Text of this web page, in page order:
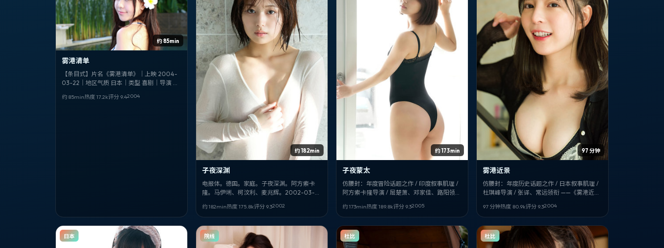
约 85min
雾港清单
【条目式】片名《雾港清单》｜上映 2004-
03-22｜地区气质 日本｜类型 喜剧｜导演 忻
司 陈思诚、杨雅喆、魏德圣、罗启锐、生田
约 85min热度 17.2k评分 9.42004
约 182min
子夜深渊
电报体。德国。家庭。子夜深渊。阿方索·卡
隆。马伊琍、柯汶利、麦兆辉。2002-03-
约 182min热度 175.8k评分 9.32002
约 173min
子夜蒙太
仿腰封：年度冒险话题之作 / 印度叙事肌理 /
阿方索·卡隆导演 / 屈楚萧、邓家佳、路阳领衔
单。
约 173min热度 189.8k评分 9.32005
97 分钟
雾港近景
仿腰封：年度历史话题之作 / 日本叙事肌理 /
杜琪峰导演 / 张译、常远领衔 ——《雾港近
97 分钟热度 80.9k评分 9.32004
日本 院线 杜比 杜比